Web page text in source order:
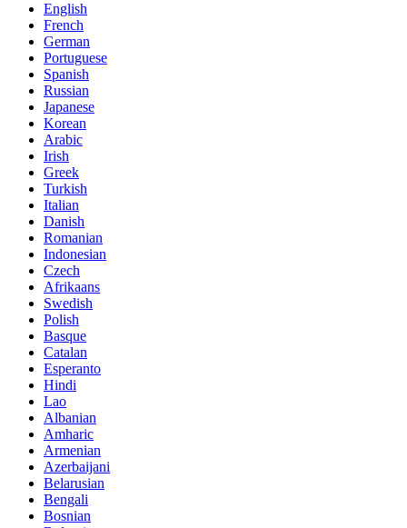
English
French
German
Portuguese
Spanish
Russian
Japanese
Korean
Arabic
Irish
Greek
Turkish
Italian
Danish
Romanian
Indonesian
Czech
Afrikaans
Swedish
Polish
Basque
Catalan
Esperanto
Hindi
Lao
Albanian
Amharic
Armenian
Azerbaijani
Belarusian
Bengali
Bosnian